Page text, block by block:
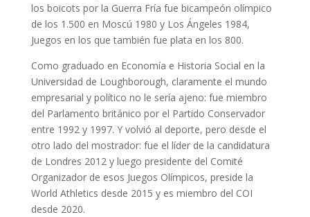
los boicots por la Guerra Fría fue bicampeón olímpico
de los 1.500 en Moscú 1980 y Los Ángeles 1984,
Juegos en los que también fue plata en los 800.
Como graduado en Economía e Historia Social en la
Universidad de Loughborough, claramente el mundo
empresarial y político no le sería ajeno: fue miembro
del Parlamento británico por el Partido Conservador
entre 1992 y 1997. Y volvió al deporte, pero desde el
otro lado del mostrador: fue el líder de la candidatura
de Londres 2012 y luego presidente del Comité
Organizador de esos Juegos Olímpicos, preside la
World Athletics desde 2015 y es miembro del COI
desde 2020.